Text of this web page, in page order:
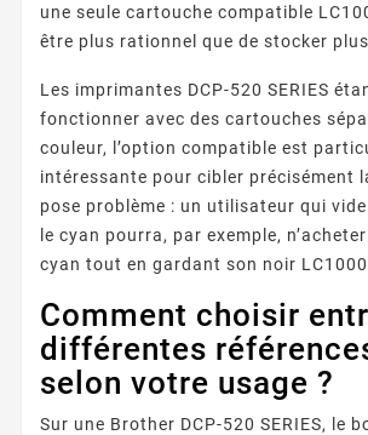
une seule cartouche compatible
être plus rationnel que de stocker
Les imprimantes DCP-520 SERIES
fonctionner avec des cartouches
couleur, l’option compatible est
intéressante pour cibler précisément
pose problème : un utilisateur qui
le cyan pourra, par exemple,
cyan tout en gardant son noir
Comment choisir
différentes
selon votre usage ?
Sur une Brother DCP-520 SERIES, le